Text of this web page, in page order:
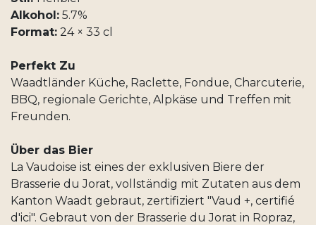
Alkohol: 5.7%
Format: 24 × 33 cl
Perfekt Zu
Waadtländer Küche, Raclette, Fondue, Charcuterie,
BBQ, regionale Gerichte, Alpkäse und Treffen mit
Freunden.
Über das Bier
La Vaudoise ist eines der exklusiven Biere der
Brasserie du Jorat, vollständig mit Zutaten aus dem
Kanton Waadt gebraut, zertifiziert "Vaud +, certifié
d'ici". Gebraut von der Brasserie du Jorat in Ropraz,